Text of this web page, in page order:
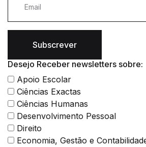
Subscrever
Desejo Receber newsletters sobre:
Apoio Escolar
Ciências Exactas
Ciências Humanas
Desenvolvimento Pessoal
Direito
Economia, Gestão e